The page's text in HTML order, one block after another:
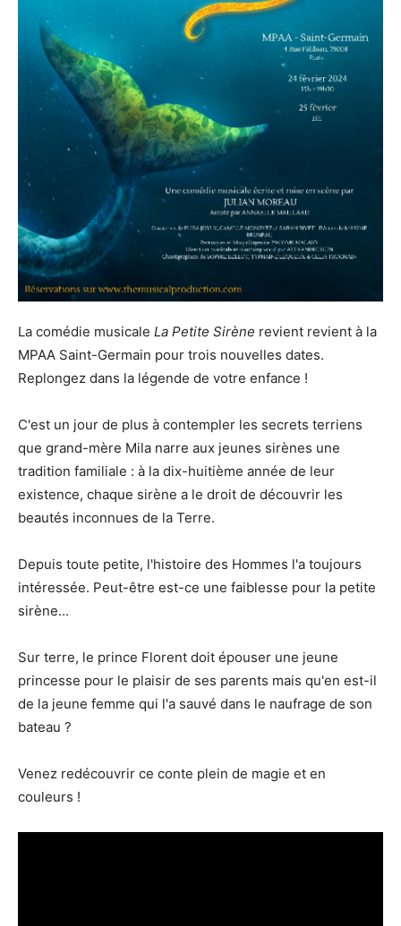
La comédie musicale La Petite Sirène revient revient à la
MPAA Saint-Germain pour trois nouvelles dates.
Replongez dans la légende de votre enfance !
C'est un jour de plus à contempler les secrets terriens
que grand-mère Mila narre aux jeunes sirènes une
tradition familiale : à la dix-huitième année de leur
existence, chaque sirène a le droit de découvrir les
beautés inconnues de la Terre.
Depuis toute petite, l'histoire des Hommes l'a toujours
intéressée. Peut-être est-ce une faiblesse pour la petite
sirène...
Sur terre, le prince Florent doit épouser une jeune
princesse pour le plaisir de ses parents mais qu'en est-il
de la jeune femme qui l'a sauvé dans le naufrage de son
bateau ?
Venez redécouvrir ce conte plein de magie et en
couleurs !